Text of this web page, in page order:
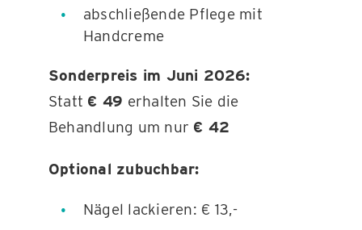
abschließende Pflege mit
Handcreme
Sonderpreis im Juni 2026:
Statt € 49 erhalten Sie die
Behandlung um nur € 42
Optional zubuchbar:
Nägel lackieren: € 13,-